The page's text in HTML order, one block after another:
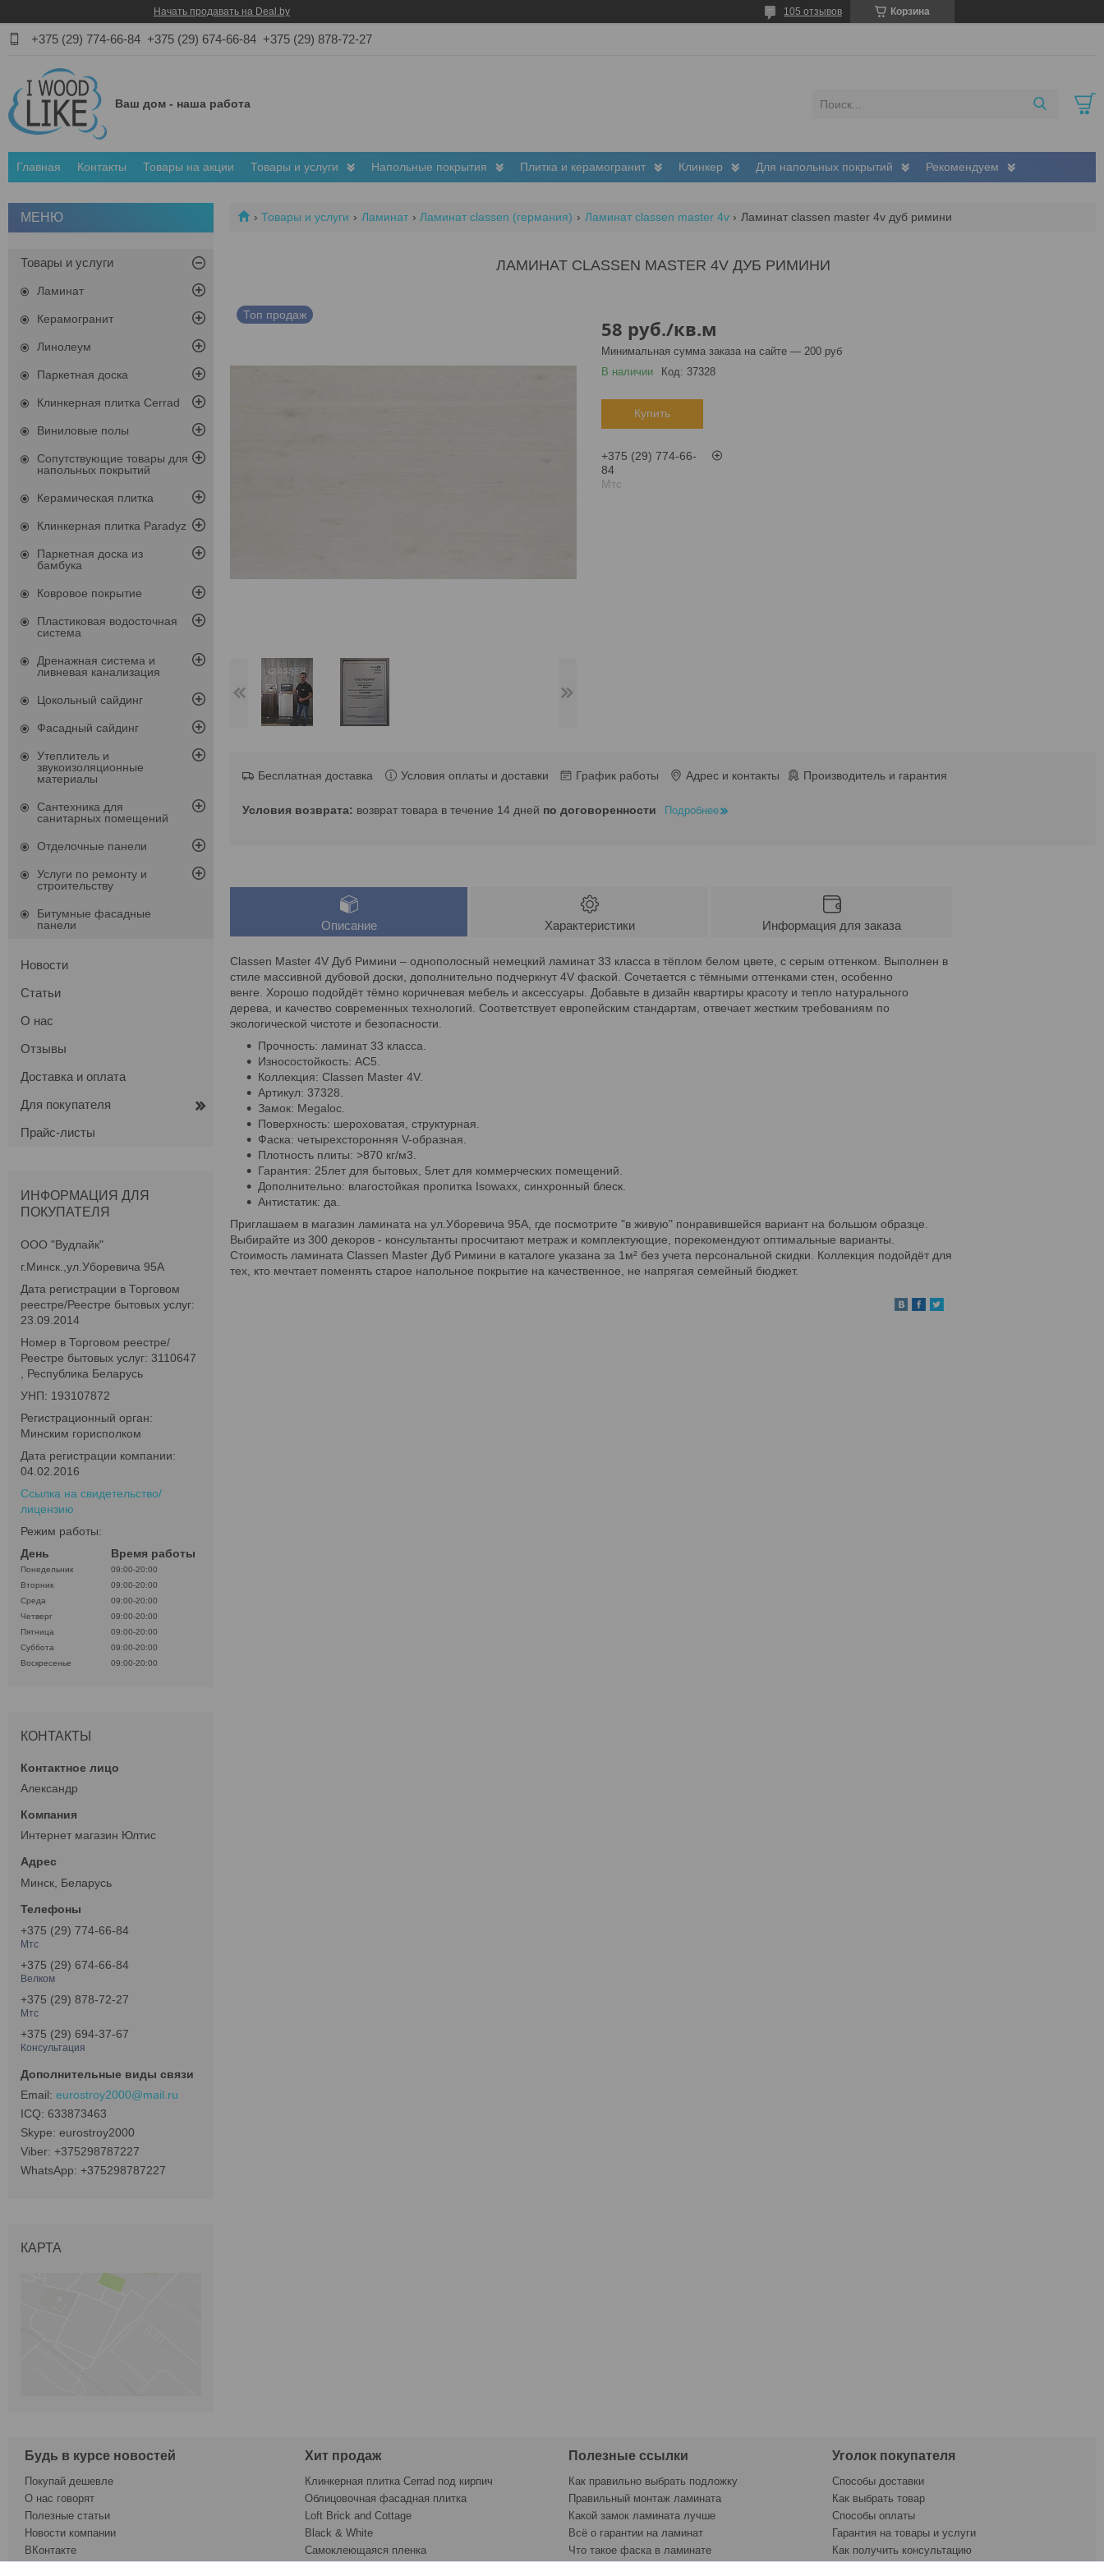
Начать продавать на Deal.by Корзина
105 отзывов
+375 (29) 774-66-84 +375 (29) 674-66-84 +375 (29) 878-72-27
Ваш дом - наша работа
Главная Контакты Товары на акции Товары и услуги Напольные покрытия Плитка и керамогранит Клинкер Для напольных покрытий Рекомендуем
Товары и услуги Ламинат Ламинат classen (германия) Ламинат classen master 4v Ламинат classen master 4v дуб римини
ЛАМИНАТ CLASSEN MASTER 4V ДУБ РИМИНИ
Топ продаж
58 руб./кв.м
Минимальная сумма заказа на сайте — 200 руб
В наличии
Код: 37328
Купить
+375 (29) 774-66-
84
Мтс
Бесплатная доставка Условия оплаты и доставки График работы Адрес и контакты Производитель и гарантия
возврат товара в течение 14 дней по договоренности Подробнее
Описание Характеристики Информация для заказа
Classen Master 4V Дуб Римини – однополосный немецкий ламинат 33 класса в тёплом белом цвете, с серым оттенком. Выполнен в
стиле массивной дубовой доски, дополнительно подчеркнут 4V фаской. Сочетается с тёмными оттенками стен, особенно
венге. Хорошо подойдёт тёмно коричневая мебель и аксессуары. Добавьте в дизайн квартиры красоту и тепло натурального
дерева, и качество современных технологий. Соответствует европейским стандартам, отвечает жестким требованиям по
экологической чистоте и безопасности.
Прочность: ламинат 33 класса.
Износостойкость: AC5.
Коллекция: Classen Master 4V.
Артикул: 37328.
Замок: Megaloc.
Поверхность: шероховатая, структурная.
Фаска: четырехсторонняя V-образная.
Плотность плиты: >870 кг/м3.
Гарантия: 25лет для бытовых, 5лет для коммерческих помещений.
Дополнительно: влагостойкая пропитка Isowaxx, синхронный блеск.
Антистатик: да.
Приглашаем в магазин ламината на ул.Уборевича 95А, где посмотрите "в живую" понравившейся вариант на большом образце.
Выбирайте из 300 декоров - консультанты просчитают метраж и комплектующие, порекомендуют оптимальные варианты.
Стоимость ламината Classen Master Дуб Римини в каталоге указана за 1м² без учета персональной скидки. Коллекция подойдёт для
тех, кто мечтает поменять старое напольное покрытие на качественное, не напрягая семейный бюджет.
Товары и услуги
Ламинат
Керамогранит
Линолеум
Паркетная доска
Клинкерная плитка Cerrad
Виниловые полы
Сопутствующие товары для
напольных покрытий
Керамическая плитка
Клинкерная плитка Paradyz
Паркетная доска из
бамбука
Ковровое покрытие
Пластиковая водосточная
система
Дренажная система и
ливневая канализация
Цокольный сайдинг
Фасадный сайдинг
Утеплитель и
звукоизоляционные
материалы
Сантехника для
санитарных помещений
Отделочные панели
Услуги по ремонту и
строительству
Битумные фасадные
панели
Новости
Статьи
О нас
Отзывы
Доставка и оплата
Для покупателя
Прайс-листы
ИНФОРМАЦИЯ ДЛЯ
ПОКУПАТЕЛЯ
ООО "Вудлайк"
г.Минск.,ул.Уборевича 95А
Дата регистрации в Торговом
реестре/Реестре бытовых услуг:
23.09.2014
Номер в Торговом реестре/
Реестре бытовых услуг: 3110647
, Республика Беларусь
УНП: 193107872
Регистрационный орган:
Минским горисполком
Дата регистрации компании:
04.02.2016
Ссылка на свидетельство/
лицензию
Режим работы:
День
Время работы
Понедельник
09:00-20:00
Вторник
09:00-20:00
Среда
09:00-20:00
Четверг
09:00-20:00
Пятница
09:00-20:00
Суббота
09:00-20:00
Воскресенье
09:00-20:00
КОНТАКТЫ
Александр
Интернет магазин Юлтис
Минск, Беларусь
+375 (29) 774-66-84
Мтс
+375 (29) 674-66-84
Велком
+375 (29) 878-72-27
Мтс
+375 (29) 694-37-67
Консультация
eurostroy2000@mail.ru
633873463
eurostroy2000
+375298787227
+375298787227
КАРТА
Будь в курсе новостей
Покупай дешевле
О нас говорят
Полезные статьи
Новости компании
ВКонтакте
Хит продаж
Клинкерная плитка Cerrad под кирпич
Облицовочная фасадная плитка
Loft Brick and Cottage
Black & White
Самоклеющаяся пленка
Полезные ссылки
Как правильно выбрать подложку
Правильный монтаж ламината
Какой замок ламината лучше
Всё о гарантии на ламинат
Что такое фаска в ламинате
Уголок покупателя
Способы доставки
Как выбрать товар
Способы оплаты
Гарантия на товары и услуги
Как получить консультацию